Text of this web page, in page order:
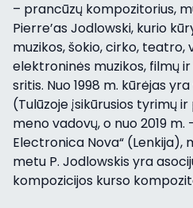
– prancūzų kompozitorius,
Pierre’as Jodlowski, kurio
muzikos, šokio, cirko, teatro,
elektroninės muzikos, filmų
sritis. Nuo 1998 m. kūrėjas yra
(Tulūzoje įsikūrusios tyrimų
meno vadovų, o nuo 2019 m.
Electronica Nova“ (Lenkija),
metu P. Jodlowskis yra
kompozicijos kurso